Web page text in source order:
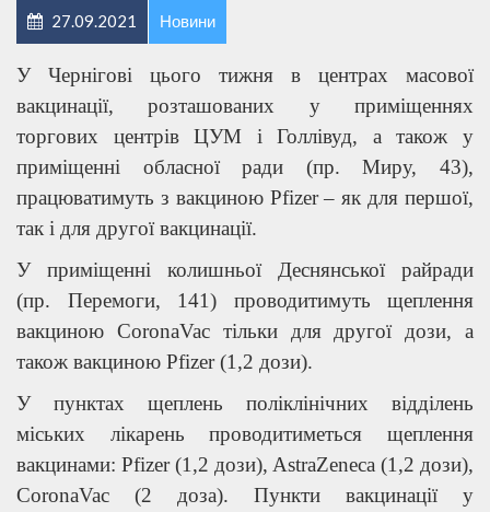
27.09.2021 Новини
У Чернігові цього тижня в центрах масової
вакцинації, розташованих у приміщеннях
торгових центрів ЦУМ і Голлівуд, а також у
приміщенні обласної ради (пр. Миру, 43),
працюватимуть з вакциною Pfizer – як для першої,
так і для другої вакцинації.
У приміщенні колишньої Деснянської райради
(пр. Перемоги, 141) проводитимуть щеплення
вакциною CoronaVac тільки для другої дози, а
також вакциною Pfizer (1,2 дози).
У пунктах щеплень поліклінічних відділень
міських лікарень проводитиметься щеплення
вакцинами: Pfizer (1,2 дози), AstraZeneca (1,2 дози),
CoronaVac (2 доза). Пункти вакцинації у